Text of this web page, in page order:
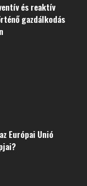
és reaktív
gazdálkodás
Európai Unió